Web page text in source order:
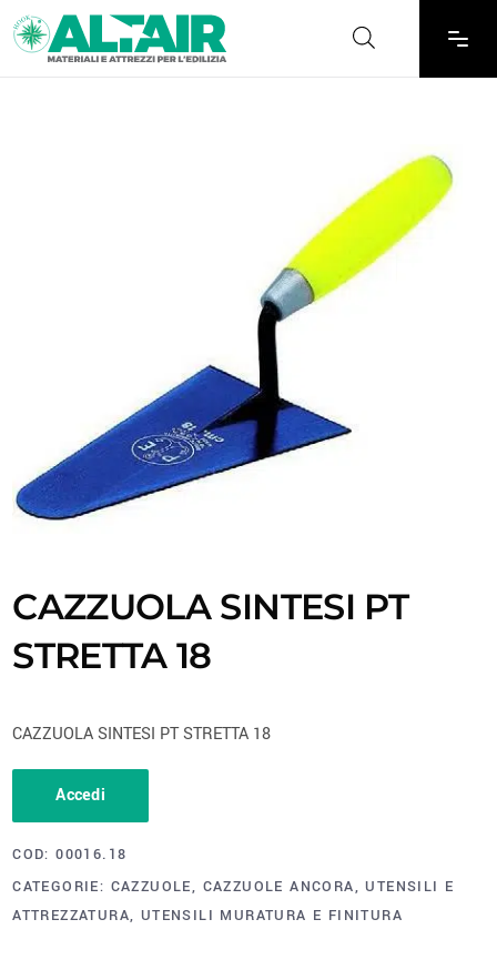
CAZZUOLA SINTESI PT
STRETTA 18
CAZZUOLA SINTESI PT STRETTA 18
Accedi
COD:00016.18
CATEGORIE: CAZZUOLE, CAZZUOLE ANCORA,UTENSILI E
ATTREZZATURA, UTENSILI MURATURA E FINITURA